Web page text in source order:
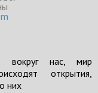
вокруг нас, мир
открытия,
них